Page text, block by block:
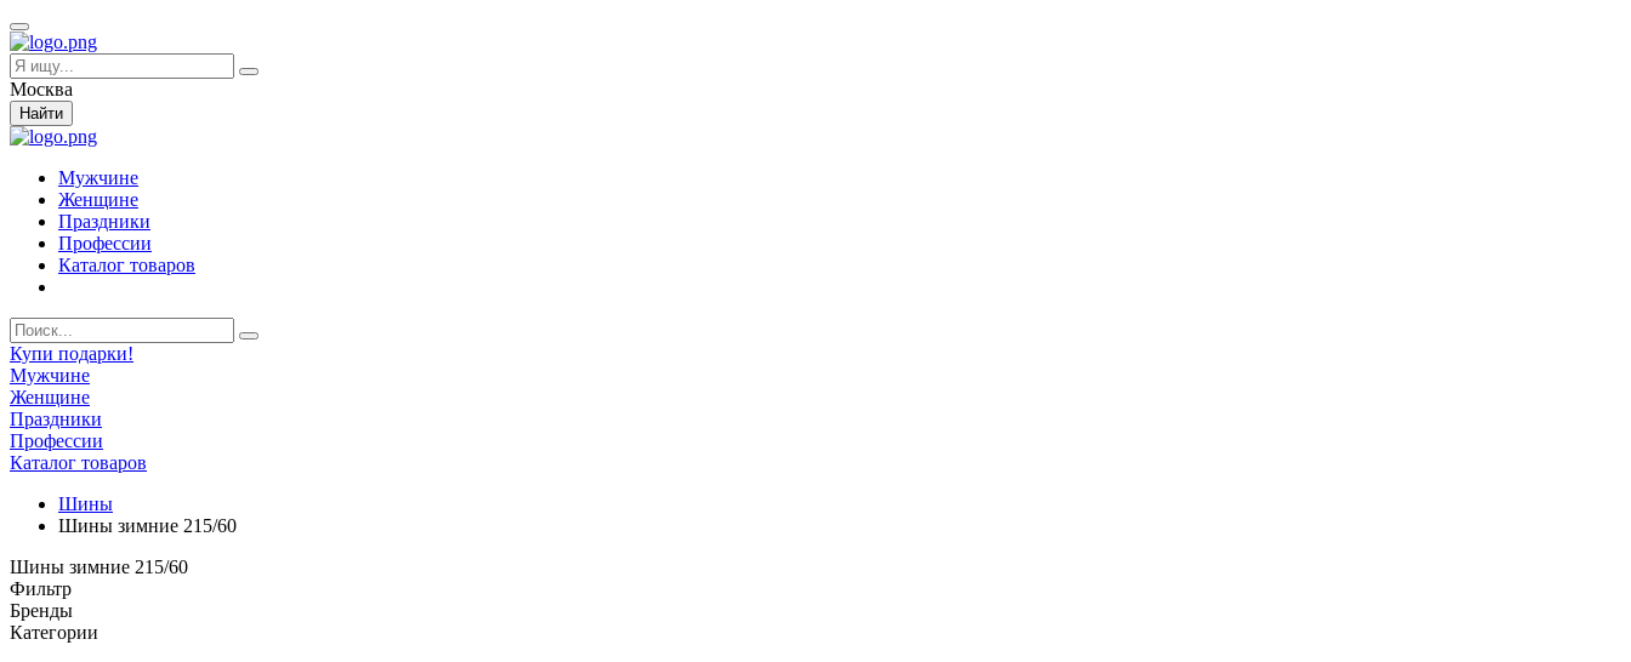
Москва
Найти
Мужчине
Женщине
Праздники
Профессии
Каталог товаров
Купи подарки!
Мужчине
Женщине
Праздники
Профессии
Каталог товаров
Шины
Шины зимние 215/60
Шины зимние 215/60
Фильтр
Бренды
Категории